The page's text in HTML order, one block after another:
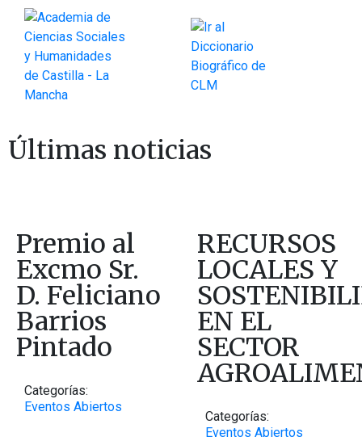
Últimas noticias
Premio al
Excmo Sr.
D. Feliciano
Barrios
Pintado
Categorías:
Eventos Abiertos
RECURSOS
LOCALES Y
EN EL
SECTOR
Categorías:
Eventos Abiertos